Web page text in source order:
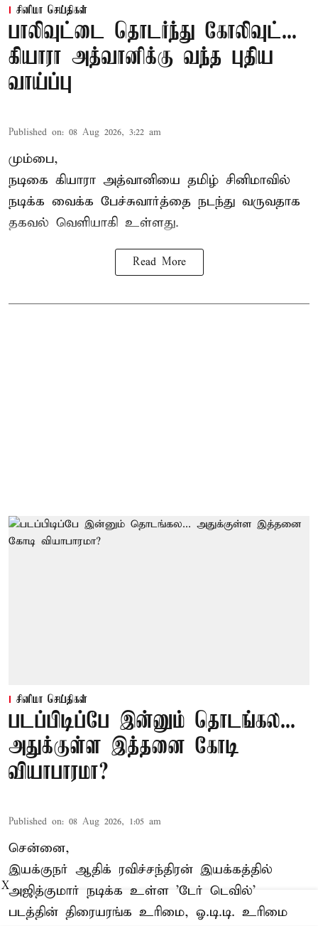
சினிமா செய்திகள்
பாலிவுட்டை தொடர்ந்து கோலிவுட்...
கியாரா அத்வானிக்கு வந்த புதிய
வாய்ப்பு
Published on: 08 Aug 2026, 3:22 am
மும்பை,
நடிகை கியாரா அத்வானியை தமிழ் சினிமாவில்
நடிக்க வைக்க பேச்சுவார்த்தை நடந்து வருவதாக
தகவல் வெளியாகி உள்ளது.
Read More
சினிமா செய்திகள்
படப்பிடிப்பே இன்னும் தொடங்கல...
அதுக்குள்ள இத்தனை கோடி
வியாபாரமா?
Published on: 08 Aug 2026, 1:05 am
சென்னை,
இயக்குநர் ஆதிக் ரவிச்சந்திரன் இயக்கத்தில்
அஜித்குமார் நடிக்க உள்ள 'டேர் டெவில்'
படத்தின் திரையரங்க உரிமை, ஓ.டி.டி. உரிமை
X